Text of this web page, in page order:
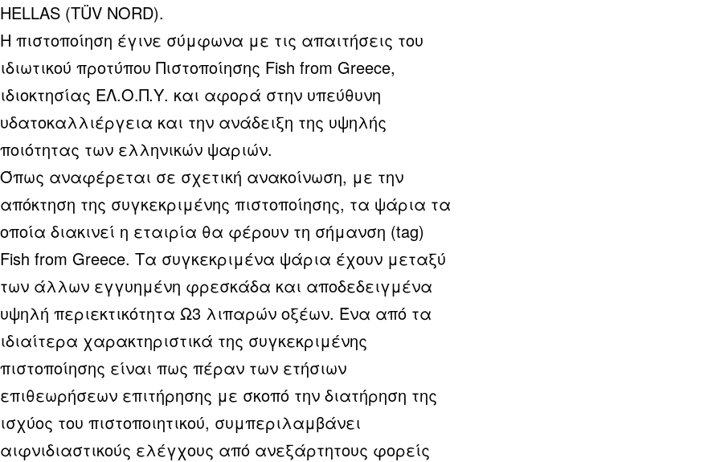
HELLAS (TÜV NORD).
Η πιστοποίηση έγινε σύμφωνα με τις απαιτήσεις του
ιδιωτικού προτύπου Πιστοποίησης Fish from Greece,
ιδιοκτησίας ΕΛ.Ο.Π.Υ. και αφορά στην υπεύθυνη
υδατοκαλλιέργεια και την ανάδειξη της υψηλής
ποιότητας των ελληνικών ψαριών.
Όπως αναφέρεται σε σχετική ανακοίνωση, με την
απόκτηση της συγκεκριμένης πιστοποίησης, τα ψάρια τα
οποία διακινεί η εταιρία θα φέρουν τη σήμανση (tag)
Fish from Greece. Τα συγκεκριμένα ψάρια έχουν μεταξύ
των άλλων εγγυημένη φρεσκάδα και αποδεδειγμένα
υψηλή περιεκτικότητα Ω3 λιπαρών οξέων. Ένα από τα
ιδιαίτερα χαρακτηριστικά της συγκεκριμένης
πιστοποίησης είναι πως πέραν των ετήσιων
επιθεωρήσεων επιτήρησης με σκοπό την διατήρηση της
ισχύος του πιστοποιητικού, συμπεριλαμβάνει
αιφνιδιαστικούς ελέγχους από ανεξάρτητους φορείς